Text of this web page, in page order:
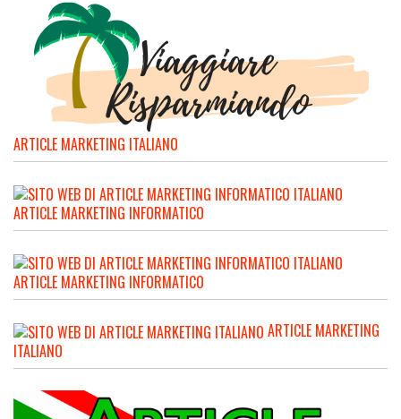
ARTICLE MARKETING ITALIANO
ARTICLE MARKETING INFORMATICO
ARTICLE MARKETING INFORMATICO
ARTICLE MARKETING
ITALIANO